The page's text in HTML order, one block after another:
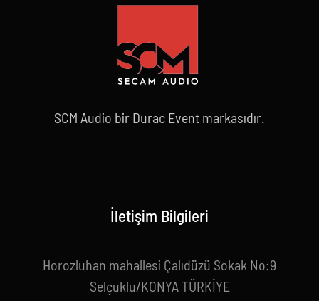
SCM Audio bir Durac Event markasıdır.
İletişim Bilgileri
Horozluhan mahallesi Çalıdüzü Sokak No:9
Selçuklu/KONYA TÜRKİYE